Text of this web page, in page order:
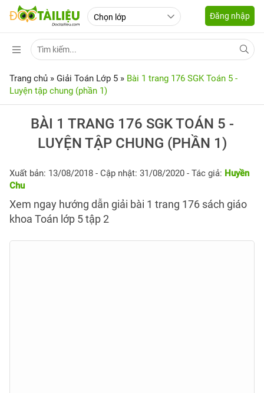
Đăng nhập
Trang chủ » Giải Toán Lớp 5 » Bài 1 trang 176 SGK Toán 5 -
Luyện tập chung (phần 1)
BÀI 1 TRANG 176 SGK TOÁN 5 -
LUYỆN TẬP CHUNG (PHẦN 1)
Xuất bản: 13/08/2018 - Cập nhật: 31/08/2020 - Tác giả: Huyền
Chu
Xem ngay hướng dẫn giải bài 1 trang 176 sách giáo
khoa Toán lớp 5 tập 2